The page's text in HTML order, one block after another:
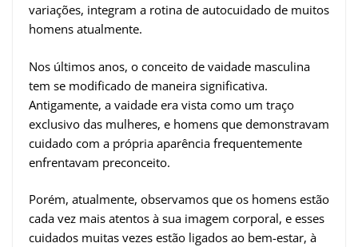
variações, integram a rotina de autocuidado de muitos
homens atualmente.
Nos últimos anos, o conceito de vaidade masculina
tem se modificado de maneira significativa.
Antigamente, a vaidade era vista como um traço
exclusivo das mulheres, e homens que demonstravam
cuidado com a própria aparência frequentemente
enfrentavam preconceito.
Porém, atualmente, observamos que os homens estão
cada vez mais atentos à sua imagem corporal, e esses
cuidados muitas vezes estão ligados ao bem-estar, à